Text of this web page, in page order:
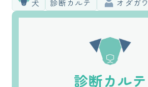
犬 診断カルテ オダガ